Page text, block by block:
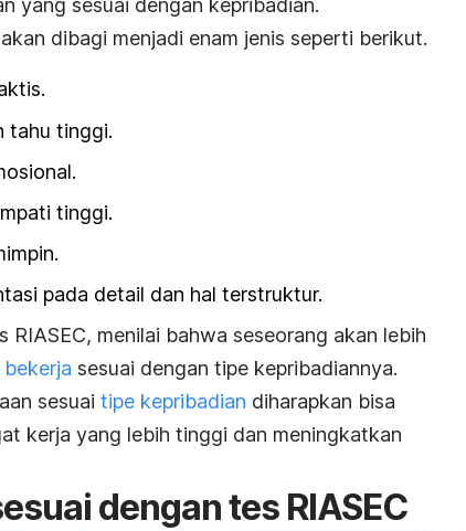
yang sesuai dengan kepribadian.
dibagi menjadi enam jenis seperti berikut.
tahu tinggi.
tinggi.
pada detail dan hal terstruktur.
RIASEC, menilai bahwa seseorang akan lebih
sesuai dengan tipe kepribadiannya.
sesuai tipe kepribadian diharapkan bisa
kerja yang lebih tinggi dan meningkatkan
dengan tes RIASEC